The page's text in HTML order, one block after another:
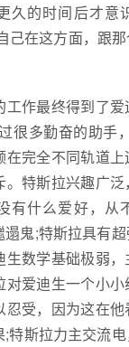
久的时间后才意
己在这方面，跟
工作最终得到了
很多勤奋的助手
在完全不同轨道
。特斯拉兴趣广
有什么爱好，从
鬼;特斯拉具有
生数学基础极弱
对爱迪生一个小
忍受，因为这在
特斯拉力主交流